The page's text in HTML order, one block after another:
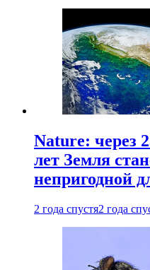
Nature: через
лет Земля
непригодной
2 года спустя2 года